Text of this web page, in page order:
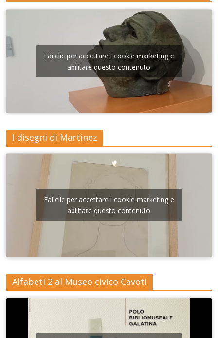
Fai clic per accettare i cookie marketing e
abilitare questo contenuto
I disegni di Martinez
Fai clic per accettare i cookie marketing e
abilitare questo contenuto
Alfabeti 2 al Museo civico Cavoti